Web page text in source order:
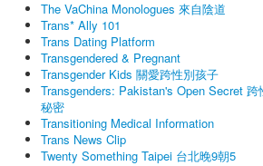
The VaChina Monologues 來自陰道
Trans* Ally 101
Trans Dating Platform
Transgendered & Pregnant
Transgender Kids 關愛跨性別孩子
Transgenders: Pakistan's Open Secret
秘密
Transitioning Medical Information
Trans News Clip
Twenty Something Taipei 台北晚9朝5